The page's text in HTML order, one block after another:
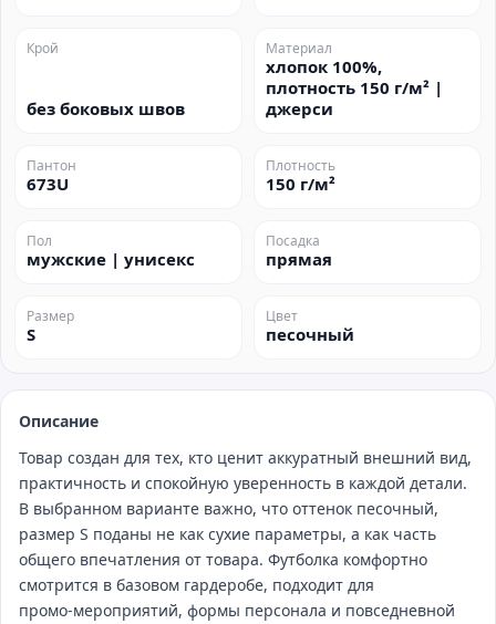
Крой
без боковых швов
Материал
хлопок 100%,
плотность 150 г/м² |
джерси
Пантон
673U
Плотность
150 г/м²
Пол
мужские | унисекс
Посадка
прямая
Размер
S
Цвет
песочный
Описание
Товар создан для тех, кто ценит аккуратный внешний вид,
практичность и спокойную уверенность в каждой детали.
В выбранном варианте важно, что оттенок песочный,
размер S поданы не как сухие параметры, а как часть
общего впечатления от товара. Футболка комфортно
смотрится в базовом гардеробе, подходит для
промо‑мероприятий, формы персонала и повседневной